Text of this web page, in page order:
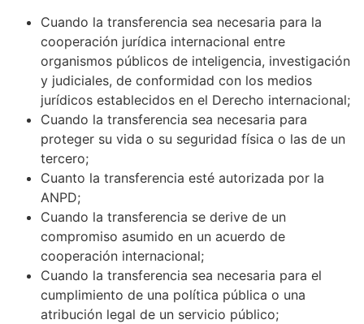
Cuando la transferencia sea necesaria para la
cooperación jurídica internacional entre
organismos públicos de inteligencia, investigación
y judiciales, de conformidad con los medios
jurídicos establecidos en el Derecho internacional;
Cuando la transferencia sea necesaria para
proteger su vida o su seguridad física o las de un
tercero;
Cuanto la transferencia esté autorizada por la
ANPD;
Cuando la transferencia se derive de un
compromiso asumido en un acuerdo de
cooperación internacional;
Cuando la transferencia sea necesaria para el
cumplimiento de una política pública o una
atribución legal de un servicio público;